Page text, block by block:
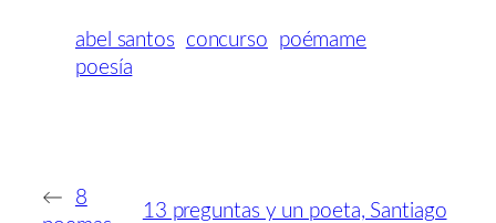
abel santos concurso
poémame
poesía
←
8
13 preguntas y un poeta, Santiago